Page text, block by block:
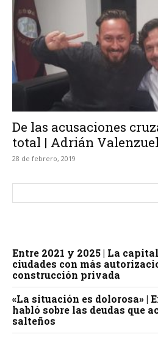
De las acusaciones
total | Adrián
28 de febrero, 2019
Entre 2021 y 2025 | La
ciudades con más
construcción privada
«La situación es dolorosa» |
habló sobre las deudas que
salteños